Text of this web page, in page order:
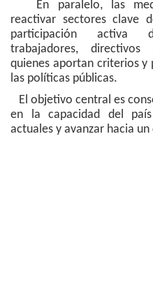
En paralelo, las
reactivar sectores clave
participación activa
trabajadores, directivos
quienes aportan criterios y
las políticas públicas.
El objetivo central es
en la capacidad del
actuales y avanzar hacia